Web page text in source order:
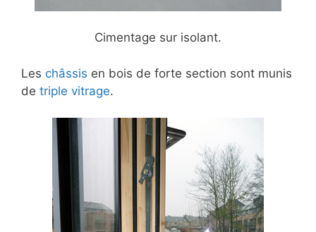
Cimentage sur isolant.
Les châssis en bois de forte section sont munis
de triple vitrage.